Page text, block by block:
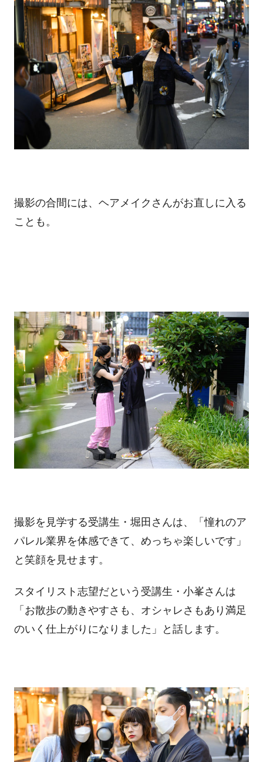
撮影の合間には、ヘアメイクさんがお直しに入る
ことも。
撮影を見学する受講生・堀田さんは、「憧れのア
パレル業界を体感できて、めっちゃ楽しいです」
と笑顔を見せます。
スタイリスト志望だという受講生・小峯さんは
「お散歩の動きやすさも、オシャレさもあり満足
のいく仕上がりになりました」と話します。